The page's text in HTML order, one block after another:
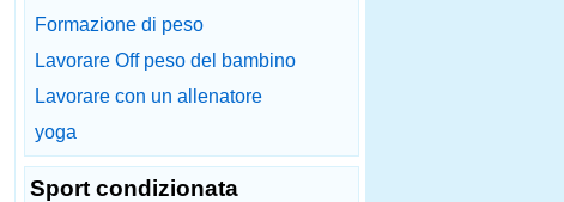
Formazione di peso
Lavorare Off peso del bambino
Lavorare con un allenatore
yoga
Sport condizionata